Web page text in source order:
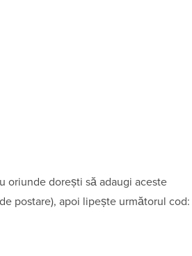
oriunde dorești să adaugi aceste
postare), apoi lipește următorul cod: